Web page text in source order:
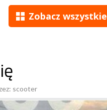
Zobacz
scooter